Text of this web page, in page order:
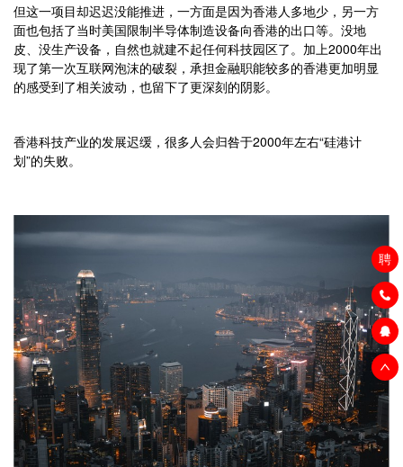
聘
但这一项目却迟迟没能推进，一方面是因为香港人多地少，另一方
面也包括了当时美国限制半导体制造设备向香港的出口等。没地
皮、没生产设备，自然也就建不起任何科技园区了。加上2000年出
现了第一次互联网泡沫的破裂，承担金融职能较多的香港更加明显
的感受到了相关波动，也留下了更深刻的阴影。
香港科技产业的发展迟缓，很多人会归咎于2000年左右“硅港计
划”的失败。